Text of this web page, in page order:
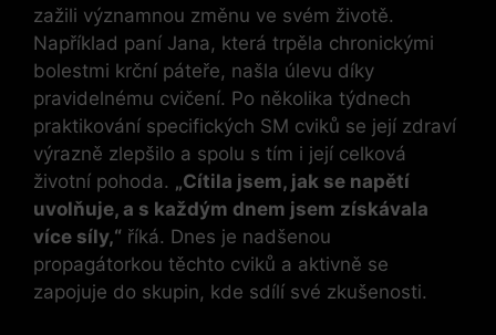
zažili významnou změnu ve svém životě.
Například paní Jana, ‌která ‍trpěla​ chronickými
bolestmi krční páteře, našla ⁢úlevu díky
pravidelnému cvičení. Po několika týdnech​
praktikování specifických SM cviků‍ se její zdraví
⁤výrazně zlepšilo a spolu s tím i ⁢její celková
životní pohoda. „Cítila jsem, ‍jak‍ se napětí
uvolňuje, a s každým ​dnem jsem získávala
⁣více síly,“ říká. Dnes je ​nadšenou⁣
propagátorkou těchto⁤ cviků ⁢a aktivně se‍
zapojuje do skupin, ​kde sdílí své ⁤zkušenosti.